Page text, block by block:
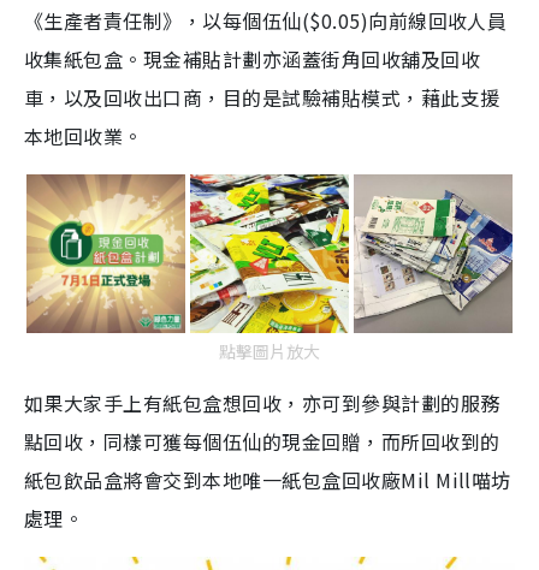
《生產者責任制》，以每個伍仙($0.05)向前線回收人員
收集紙包盒。現金補貼計劃亦涵蓋街角回收舖及回收
車，以及回收出口商，目的是試驗補貼模式，藉此支援
本地回收業。
點擊圖片放大
如果大家手上有紙包盒想回收，亦可到參與計劃的服務
點回收，同樣可獲每個伍仙的現金回贈，而所回收到的
紙包飲品盒將會交到本地唯一紙包盒回收廠Mil Mill喵坊
處理。